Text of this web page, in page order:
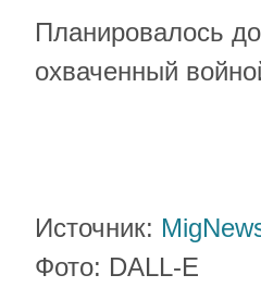
Планировалось
охваченный
Источник:
Фото: DALL-E